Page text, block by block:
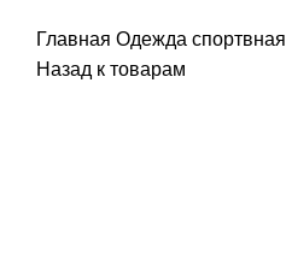
Главная Одежда спортвная
Назад к товарам